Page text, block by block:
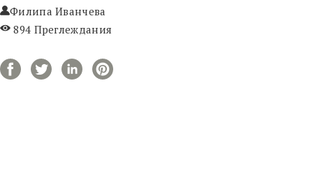
Филипа Иванчева
894 Преглеждания